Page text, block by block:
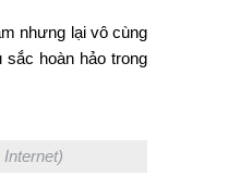
nhưng lại vô cùng
hoàn hảo trong